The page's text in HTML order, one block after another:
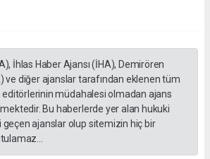
İhlas Haber Ajansı (İHA), Demirören
ve diğer ajanslar tarafından eklenen tüm
editörlerinin müdahalesi olmadan ajans
Bu haberlerde yer alan hukuki
ajanslar olup sitemizin hiç bir